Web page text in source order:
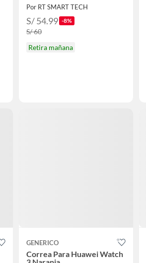
Por RT SMART TECH
S/ 54.99 -8%
S/ 60
Retira mañana
GENERICO
Correa Para Huawei Watch